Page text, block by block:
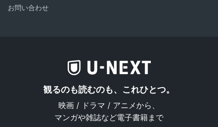
お問い合わせ
観るのも読むのも、これひとつ。
映画 / ドラマ / アニメから、
マンガや雑誌など電子書籍まで